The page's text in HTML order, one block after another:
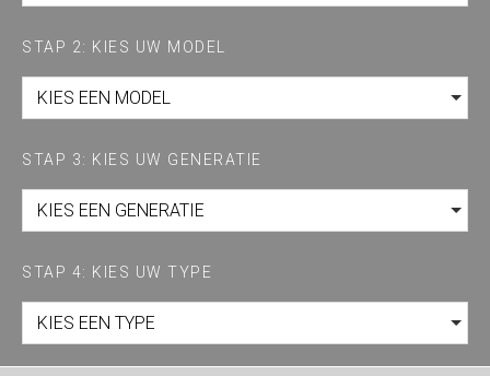
STAP 2: KIES UW MODEL
KIES EEN MODEL
STAP 3: KIES UW GENERATIE
KIES EEN GENERATIE
STAP 4: KIES UW TYPE
KIES EEN TYPE